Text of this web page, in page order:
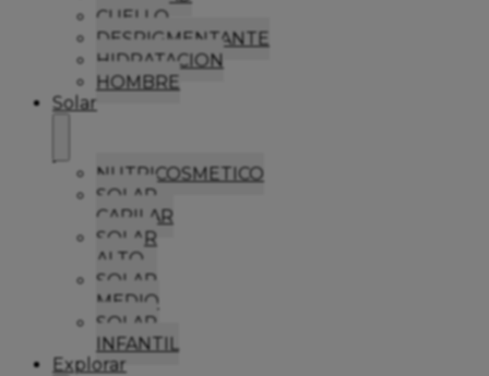
CUELLO
DESPIGMENTANTE
HIDRATACION
HOMBRE
Solar
NUTRICOSMETICO
SOLAR
CAPILAR
SOLAR
ALTO
SOLAR
MEDIO
SOLAR
INFANTIL
Explorar